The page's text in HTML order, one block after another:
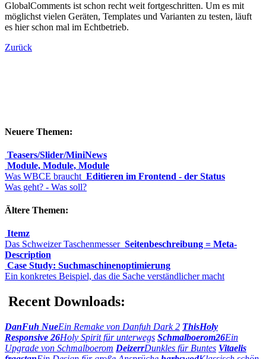
GlobalComments ist schon recht weit fortgeschritten. Um es mit
möglichst vielen Geräten, Templates und Varianten zu testen, läuft
es hier schon mal im Echtbetrieb.
Zurück
Neuere Themen:
Teasers/Slider/MiniNews
Module, Module, Module
Was WBCE braucht Editieren im Frontend - der Status
Was geht? - Was soll?
Ältere Themen:
Itemz
Das Schweizer Taschenmesser Seitenbeschreibung = Meta-
Description
Case Study: Suchmaschinenoptimierung
Ein konkretes Beispiel, das die Sache verständlicher macht
Recent Downloads:
DanFuh NueEin Remake von Danfuh Dark 2 ThisHoly
Responsive 26Holy Spirit für unterwegs Schmalboerom26Ein
Upgrade von Schmalboerom DeizerrDunkles für Buntes Vitaelis